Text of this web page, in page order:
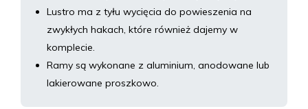
Lustro ma z tyłu wycięcia do powieszenia na
zwykłych hakach, które również dajemy w
komplecie.
Ramy są wykonane z aluminium, anodowane lub
lakierowane proszkowo.